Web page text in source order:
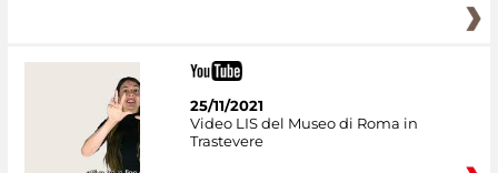
25/11/2021
Video LIS del Museo di Roma in
Trastevere